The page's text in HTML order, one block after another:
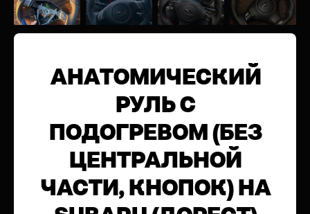
АНАТОМИЧЕСКИЙ
РУЛЬ С
ПОДОГРЕВОМ (БЕЗ
ЦЕНТРАЛЬНОЙ
ЧАСТИ, КНОПОК) НА